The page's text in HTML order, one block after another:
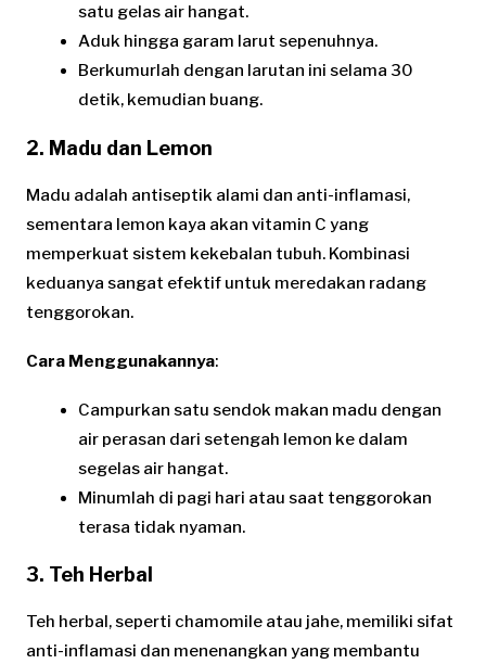
satu gelas air hangat.
Aduk hingga garam larut sepenuhnya.
Berkumurlah dengan larutan ini selama 30
detik, kemudian buang.
2. Madu dan Lemon
Madu adalah antiseptik alami dan anti-inflamasi,
sementara lemon kaya akan vitamin C yang
memperkuat sistem kekebalan tubuh. Kombinasi
keduanya sangat efektif untuk meredakan radang
tenggorokan.
Cara Menggunakannya:
Campurkan satu sendok makan madu dengan
air perasan dari setengah lemon ke dalam
segelas air hangat.
Minumlah di pagi hari atau saat tenggorokan
terasa tidak nyaman.
3. Teh Herbal
Teh herbal, seperti chamomile atau jahe, memiliki sifat
anti-inflamasi dan menenangkan yang membantu